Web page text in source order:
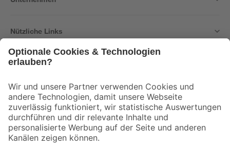
Nützliche Links
Der toom Newsletter: Keine Angebote und Aktionen mehr verpassen!
Zur Newsletter Anmeldung
Folge uns